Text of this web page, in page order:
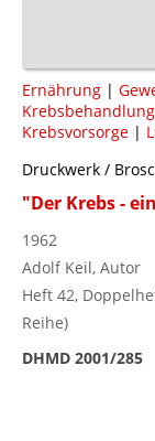
Ernährung |
Krebsbehandlung
Krebsvorsorge |
Druckwerk /
"Der Krebs -
1962
Adolf Keil, Autor
Heft 42,
Reihe)
DHMD 2001/285